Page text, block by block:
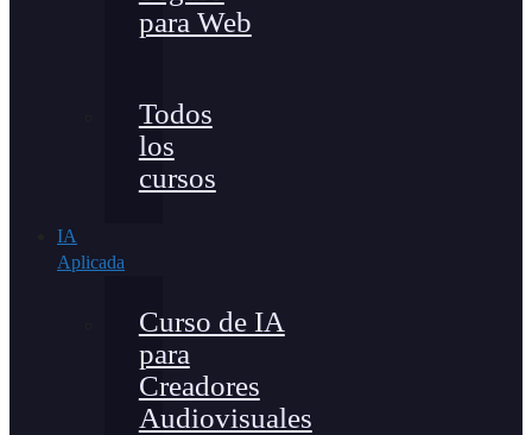
para Web
Todos
los
cursos
IA
Aplicada
Curso de IA
para
Creadores
Audiovisuales